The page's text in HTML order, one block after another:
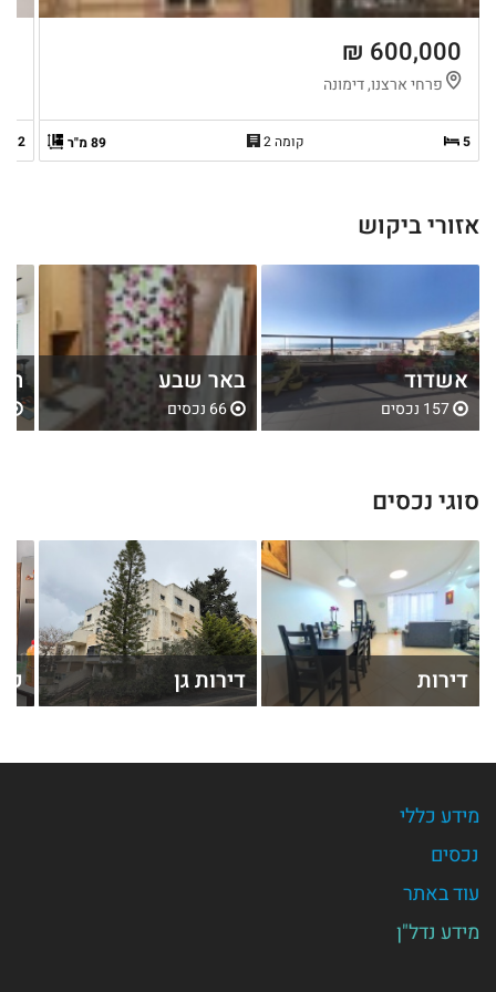
600,000 ₪
פרחי ארצנו, דימונה
5 קומה 2 89 מ"ר 2
אזורי ביקוש
אשדוד
157 נכסים
באר שבע
66 נכסים
סוגי נכסים
דירות דירות גן
מידע כללי
נכסים
עוד באתר
מידע נדל"ן